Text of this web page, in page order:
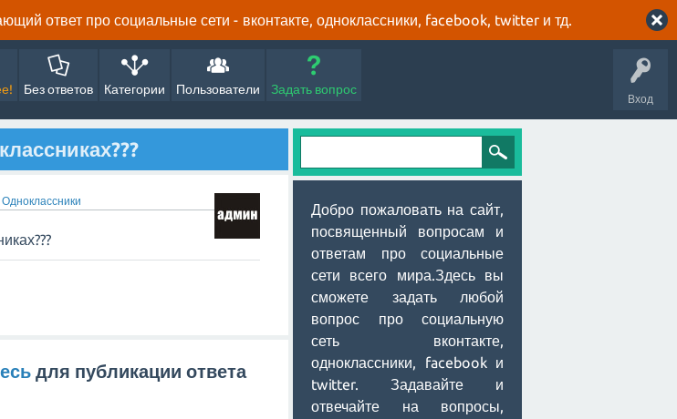
ответ про социальные сети - вконтакте, одноклассники, facebook, twitter и тд.
Вход
Без ответов Категории Пользователи Задать вопрос
Одноклассники
для публикации ответа
Добро пожаловать на сайт,
посвященный вопросам и
ответам про социальные
сети всего мира.Здесь вы
сможете задать любой
вопрос про социальную
сеть вконтакте,
одноклассники, facebook и
twitter. Задавайте и
отвечайте на вопросы,